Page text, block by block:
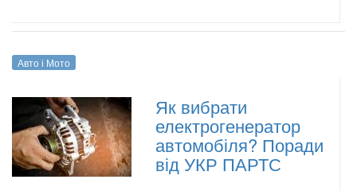
Авто і Мото
Як вибрати
електрогенератор
автомобіля? Поради
від УКР ПАРТС